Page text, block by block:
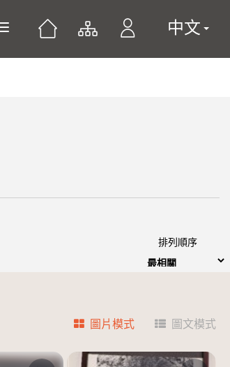
展開或關閉主選單 中文
排列順序
圖片模式 圖文模式